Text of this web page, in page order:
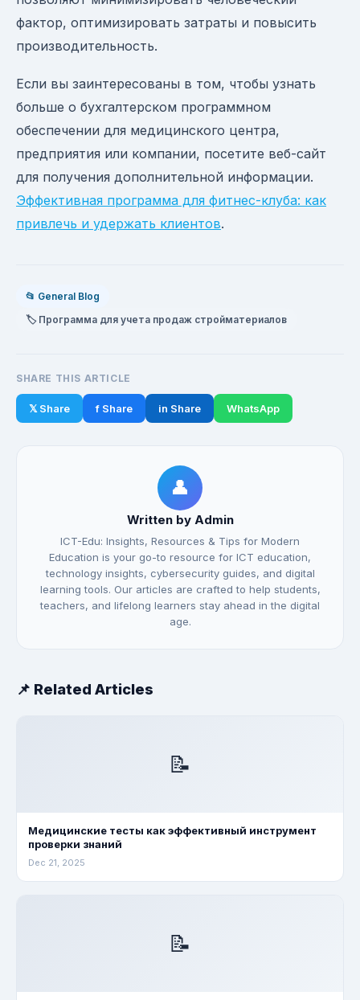
фактор, оптимизировать затраты и повысить
производительность.
Если вы заинтересованы в том, чтобы узнать
больше о бухгалтерском программном
обеспечении для медицинского центра,
предприятия или компании, посетите веб-сайт
для получения дополнительной информации.
Эффективная программа для фитнес-клуба: как
привлечь и удержать клиентов.
📂 General Blog
🏷️ Программа для учета продаж стройматериалов
SHARE THIS ARTICLE
𝕏 Share f Share in Share WhatsApp
👤
Written by Admin
ICT-Edu: Insights, Resources & Tips for Modern
Education is your go-to resource for ICT education,
technology insights, cybersecurity guides, and digital
learning tools. Our articles are crafted to help students,
teachers, and lifelong learners stay ahead in the digital
age.
📌 Related Articles
📝
Медицинские тесты как эффективный инструмент
проверки знаний
Dec 21, 2025
📝